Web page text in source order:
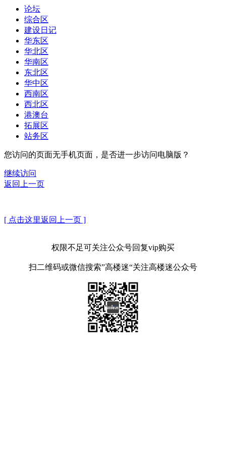
论坛
综合区
建设日记
华东区
华北区
华南区
东北区
华中区
西南区
西北区
港澳台
拓展区
站务区
您访问的页面无手机页面，是否进一步访问电脑版？
继续访问
返回上一页
[ 点击这里返回上一页 ]
权限不足可关注公众号回复vip购买
扫二维码或微信搜索”高楼迷“关注高楼迷公众号